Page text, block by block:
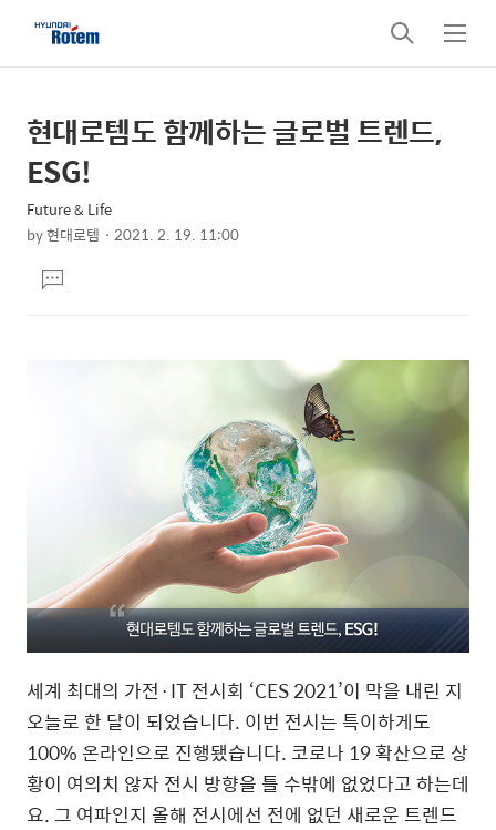
검
색
메
뉴
상
세
컨
텐
본
문
제
목
현대로템도 함께하는 글로벌 트렌드,
ESG!
Future & Life
by현대로템 2021. 2. 19. 11:00
문댓
글
세계 최대의 가전·IT 전시회 ‘CES 2021’이 막을 내린 지
오늘로 한 달이 되었습니다. 이번 전시는 특이하게도
100% 온라인으로 진행됐습니다. 코로나 19 확산으로 상
황이 여의치 않자 전시 방향을 틀 수밖에 없었다고 하는데
요. 그 여파인지 올해 전시에선 전에 없던 새로운 트렌드